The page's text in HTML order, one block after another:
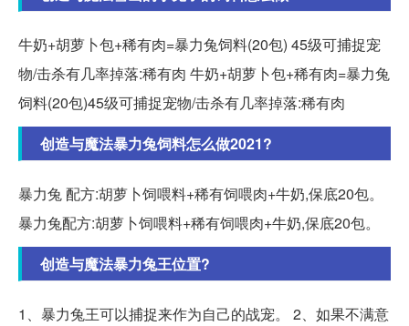
牛奶+胡萝卜包+稀有肉=暴力兔饲料(20包) 45级可捕捉宠
物/击杀有几率掉落:稀有肉 牛奶+胡萝卜包+稀有肉=暴力兔
饲料(20包)45级可捕捉宠物/击杀有几率掉落:稀有肉
创造与魔法暴力兔饲料怎么做2021?
暴力兔 配方:胡萝卜饲喂料+稀有饲喂肉+牛奶,保底20包。
暴力兔配方:胡萝卜饲喂料+稀有饲喂肉+牛奶,保底20包。
创造与魔法暴力兔王位置?
1、暴力兔王可以捕捉来作为自己的战宠。 2、如果不满意